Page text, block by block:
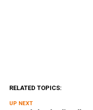
RELATED TOPICS:
UP NEXT